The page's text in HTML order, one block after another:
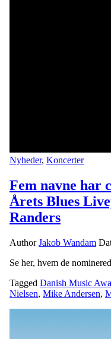
Nyheder, Koncerter
Fem navne har
Årets Blues
Randers
AuthorJakob Wandam
Se her, hvem de
Tagged Danish Music
Nielsen, Mike Andersen,